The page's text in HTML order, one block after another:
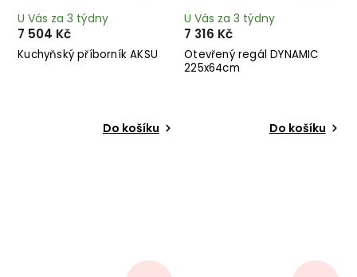
Kuchyňský příborník AKSU
U Vás za 3 týdny
7 504 Kč
Do košíku
Otevřený regál DYNAMIC
225x64cm
U Vás za 3 týdny
7 316 Kč
Do košíku